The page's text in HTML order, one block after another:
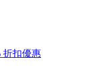
折扣優惠